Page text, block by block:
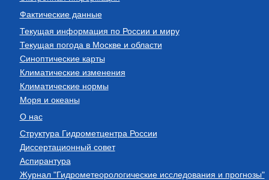
Фактические данные
Текущая информация по России и миру
Текущая погода в Москве и области
Синоптические карты
Климатические изменения
Климатические нормы
Моря и океаны
О нас
Структура Гидрометцентра России
Диссертационный совет
Аспирантура
Журнал "Гидрометеорологические исследования и прогнозы"